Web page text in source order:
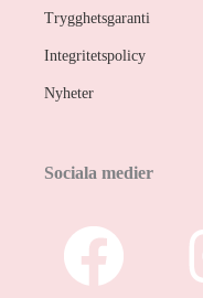
Trygghetsgaranti
Integritetspolicy
Nyheter
Sociala medier